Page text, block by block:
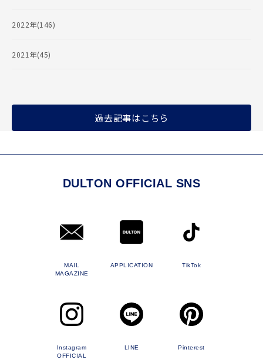
2022年(146)
2021年(45)
過去記事はこちら
DULTON OFFICIAL SNS
MAIL
MAGAZINE
APPLICATION TikTok
Instagram
OFFICIAL
LINE Pinterest